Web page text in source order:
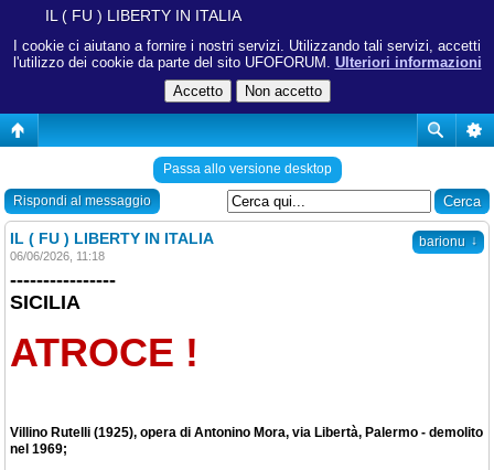
I cookie ci aiutano a fornire i nostri servizi. Utilizzando tali servizi, accetti
l'utilizzo dei cookie da parte del sito UFOFORUM. Ulteriori informazioni
IL ( FU ) LIBERTY IN ITALIA
Passa allo versione desktop
Rispondi al messaggio
barionu ↓
IL ( FU ) LIBERTY IN ITALIA
06/06/2026, 11:18
----------------
SICILIA
ATROCE !
Villino Rutelli (1925), opera di Antonino Mora, via Libertà, Palermo - demolito
nel 1969;